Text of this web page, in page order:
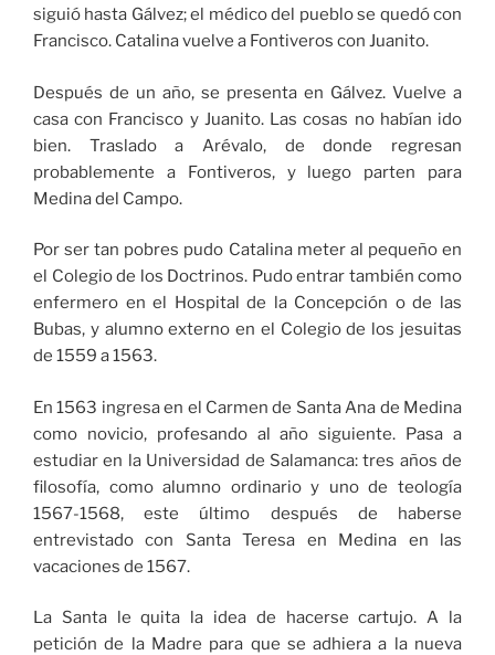
siguió hasta Gálvez; el médico del pueblo se quedó con
Francisco. Catalina vuelve a Fontiveros con Juanito.
Después de un año, se presenta en Gálvez. Vuelve a
casa con Francisco y Juanito. Las cosas no habían ido
bien. Traslado a Arévalo, de donde regresan
probablemente a Fontiveros, y luego parten para
Medina del Campo.
Por ser tan pobres pudo Catalina meter al pequeño en
el Colegio de los Doctrinos. Pudo entrar también como
enfermero en el Hospital de la Concepción o de las
Bubas, y alumno externo en el Colegio de los jesuitas
de 1559 a 1563.
En 1563 ingresa en el Carmen de Santa Ana de Medina
como novicio, profesando al año siguiente. Pasa a
estudiar en la Universidad de Salamanca: tres años de
filosofía, como alumno ordinario y uno de teología
1567-1568, este último después de haberse
entrevistado con Santa Teresa en Medina en las
vacaciones de 1567.
La Santa le quita la idea de hacerse cartujo. A la
petición de la Madre para que se adhiera a la nueva